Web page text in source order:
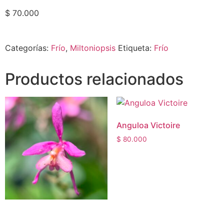
$ 70.000
Categorías: Frío, Miltoniopsis Etiqueta: Frío
Productos relacionados
Anguloa Victoire
$ 80.000